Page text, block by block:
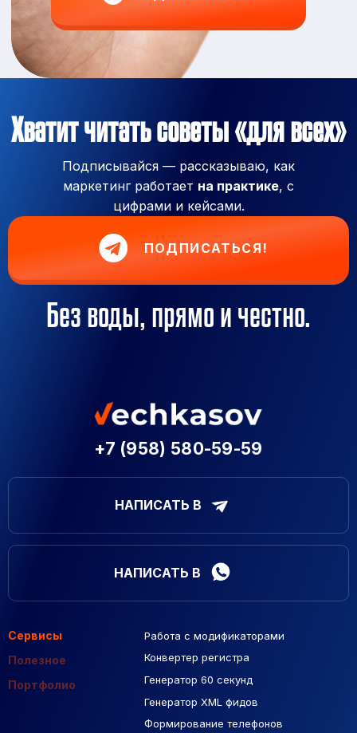
Хватит читать советы «для всех»
Подписывайся — рассказываю, как
маркетинг работает на практике, с
цифрами и кейсами.
ПОДПИСАТЬСЯ!
Без воды, прямо и честно.
+7 (958) 580-59-59
НАПИСАТЬ В
НАПИСАТЬ В
Сервисы
Полезное
Портфолио
Работа с модификаторами
Конвертер регистра
Генератор 60 секунд
Генератор XML фидов
Формирование телефонов
Подборка сайтов
Макеты Figma
База Яндекс Карты
РСЯ площадки
Созданные сайты
Контекстная реклама